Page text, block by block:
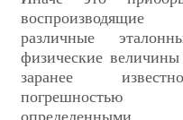
воспроизводящие
различные
физические
заранее
погрешностью
определенными